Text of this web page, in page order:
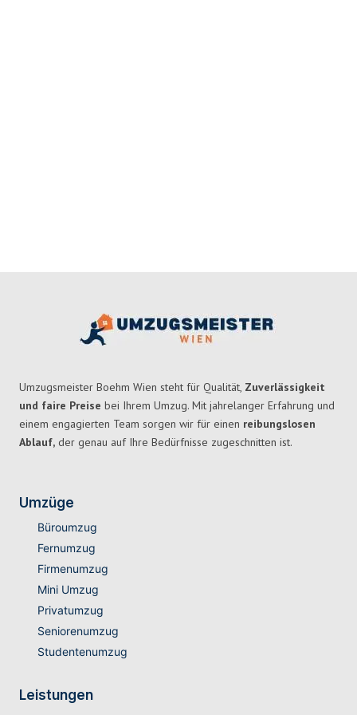
Umzugsmeister Boehm Wien steht für Qualität, Zuverlässigkeit
und faire Preise bei Ihrem Umzug. Mit jahrelanger Erfahrung und
einem engagierten Team sorgen wir für einen reibungslosen
Ablauf, der genau auf Ihre Bedürfnisse zugeschnitten ist.
Umzüge
Büroumzug
Fernumzug
Firmenumzug
Mini Umzug
Privatumzug
Seniorenumzug
Studentenumzug
Leistungen